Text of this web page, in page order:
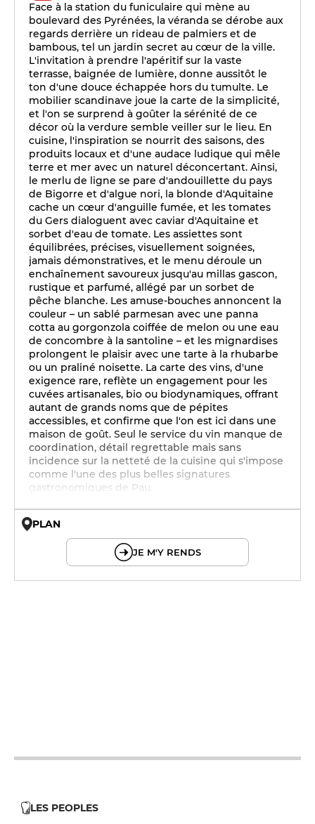
Face à la station du funiculaire qui mène au
boulevard des Pyrénées, la véranda se dérobe aux
regards derrière un rideau de palmiers et de
bambous, tel un jardin secret au cœur de la ville.
L'invitation à prendre l'apéritif sur la vaste
terrasse, baignée de lumière, donne aussitôt le
ton d'une douce échappée hors du tumulte. Le
mobilier scandinave joue la carte de la simplicité,
et l'on se surprend à goûter la sérénité de ce
décor où la verdure semble veiller sur le lieu. En
cuisine, l'inspiration se nourrit des saisons, des
produits locaux et d'une audace ludique qui mêle
terre et mer avec un naturel déconcertant. Ainsi,
le merlu de ligne se pare d'andouillette du pays
de Bigorre et d'algue nori, la blonde d'Aquitaine
cache un cœur d'anguille fumée, et les tomates
du Gers dialoguent avec caviar d'Aquitaine et
sorbet d'eau de tomate. Les assiettes sont
équilibrées, précises, visuellement soignées,
jamais démonstratives, et le menu déroule un
enchaînement savoureux jusqu'au millas gascon,
rustique et parfumé, allégé par un sorbet de
pêche blanche. Les amuse-bouches annoncent la
couleur – un sablé parmesan avec une panna
cotta au gorgonzola coiffée de melon ou une eau
de concombre à la santoline – et les mignardises
prolongent le plaisir avec une tarte à la rhubarbe
ou un praliné noisette. La carte des vins, d'une
exigence rare, reflète un engagement pour les
cuvées artisanales, bio ou biodynamiques, offrant
autant de grands noms que de pépites
accessibles, et confirme que l'on est ici dans une
maison de goût. Seul le service du vin manque de
coordination, détail regrettable mais sans
incidence sur la netteté de la cuisine qui s'impose
comme l'une des plus belles signatures
gastronomiques de Pau.
PLAN
JE M'Y RENDS
LES PEOPLES